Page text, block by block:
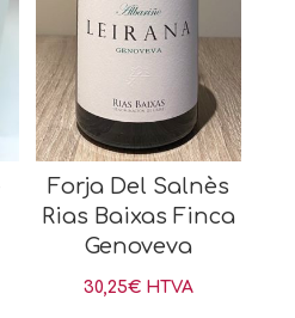
Forja Del Salnès
Rias Baixas Finca
Genoveva
30,25€ HTVA